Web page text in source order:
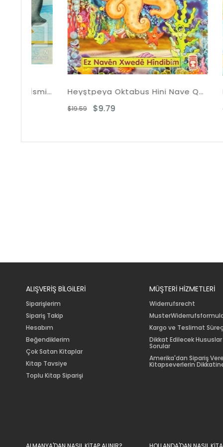
Heyştpeya Oktabus Hini Nave Quddus Ye Xwede Dibe
$9.79
ALIŞVERİŞ BİLGiLERİ
Siparişlerim
Sipariş Takip
Hesabım
Beğendiklerim
Çok Satan Kitaplar
Kitap Tavsiye
Toplu Kitap Siparişi
MÜŞTERİ HİZMETLERİ
Widerrufsrecht
Kargo ve Teslimat
Dikkat Edilecek Hususlar
Sorular
Amerika'dan Sipariş
Kitapseverlerin